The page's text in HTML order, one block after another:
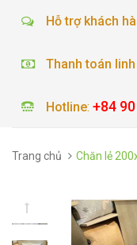
Hỗ trợ khách
Thanh toán
Hotline: +84
Trang chủ Chăn lẻ